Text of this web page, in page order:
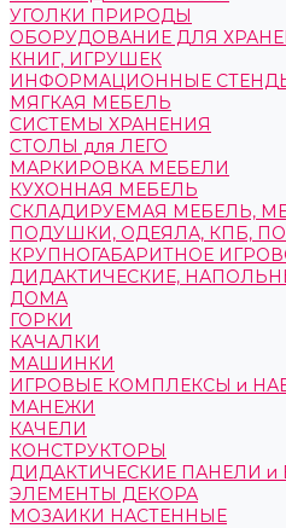
УГОЛКИ ПРИРОДЫ
ОБОРУДОВАНИЕ ДЛЯ
КНИГ, ИГРУШЕК
ИНФОРМАЦИОННЫЕ
МЯГКАЯ МЕБЕЛЬ
СИСТЕМЫ ХРАНЕНИЯ
СТОЛЫ для ЛЕГО
МАРКИРОВКА МЕБЕЛИ
КУХОННАЯ МЕБЕЛЬ
СКЛАДИРУЕМАЯ МЕБЕЛЬ,
ПОДУШКИ, ОДЕЯЛА, КПБ,
КРУПНОГАБАРИТНОЕ
ДИДАКТИЧЕСКИЕ,
ДОМА
ГОРКИ
КАЧАЛКИ
МАШИНКИ
ИГРОВЫЕ КОМПЛЕКСЫ и
МАНЕЖИ
КАЧЕЛИ
КОНСТРУКТОРЫ
ДИДАКТИЧЕСКИЕ ПАНЕЛИ
ЭЛЕМЕНТЫ ДЕКОРА
МОЗАИКИ НАСТЕННЫЕ